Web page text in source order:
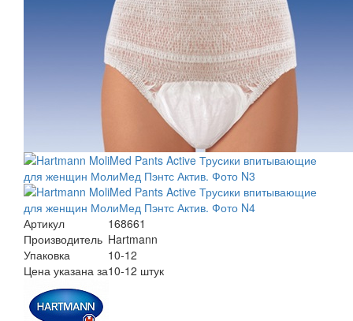
Артикул
168661
Производитель Hartmann
Упаковка
10-12
Цена указана за10-12 штук